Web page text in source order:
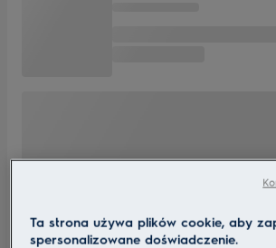
Ta strona używa plików cookie, aby
spersonalizowane doświadczenie.